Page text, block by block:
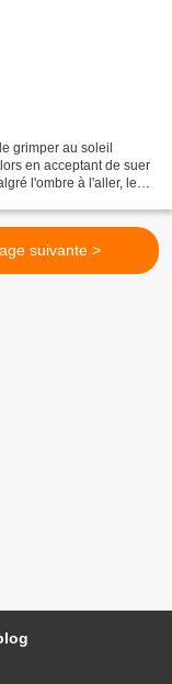
grimper au soleil
en acceptant de suer
l'ombre à l'aller, le
suivante >